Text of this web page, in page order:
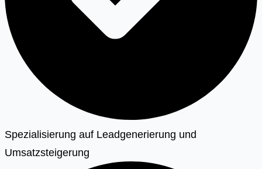
Spezialisierung auf Leadgenerierung und
Umsatzsteigerung